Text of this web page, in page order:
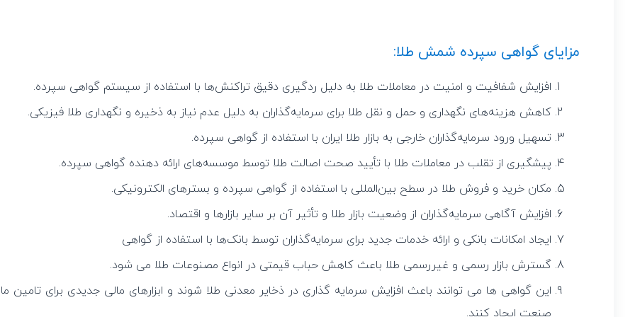
مزایای گواهی سپرده شمش طلا:
افزایش شفافیت و امنیت در معاملات طلا به دلیل ردگیری دقیق تراکنش‌ها با استفاده از سیستم گواهی سپرده.
کاهش هزینه‌های نگهداری و حمل و نقل طلا برای سرمایه‌گذاران به دلیل عدم نیاز به ذخیره و نگهداری طلا فیزیکی.
تسهیل ورود سرمایه‌گذاران خارجی به بازار طلا ایران با استفاده از گواهی سپرده.
پیشگیری از تقلب در معاملات طلا با تأیید صحت اصالت طلا توسط موسسه‌های ارائه دهنده گواهی سپرده.
مکان خرید و فروش طلا در سطح بین‌المللی با استفاده از گواهی سپرده و بسترهای الکترونیکی.
افزایش آگاهی سرمایه‌گذاران از وضعیت بازار طلا و تأثیر آن بر سایر بازارها و اقتصاد.
ایجاد امکانات بانکی و ارائه خدمات جدید برای سرمایه‌گذاران توسط بانک‌ها با استفاده از گواهی
گسترش بازار رسمی و غیررسمی طلا باعث کاهش حباب قیمتی در انواع مصنوعات طلا می شود.
این گواهی ها می توانند باعث افزایش سرمایه گذاری در ذخایر معدنی طلا شوند و ابزارهای مالی جدیدی برای تامین
صنعت ایجاد کنند.